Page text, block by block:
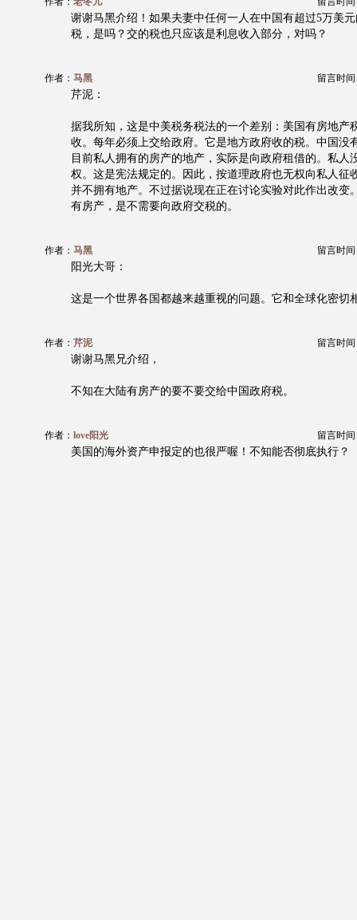
谢谢马黑介绍！如果夫妻中任何一人在中国有超过5万美
税，是吗？交的税也只应该是利息收入部分，对吗？
作者： 马黑 留言时间
芹泥：
据我所知，这是中美税务税法的一个差别：美国有房地产
收。每年必须上交给政府。它是地方政府收的税。中国没
目前私人拥有的房产的地产，实际是向政府租借的。私人
权。这是宪法规定的。因此，按道理政府也无权向私人征
并不拥有地产。不过据说现在正在讨论实验对此作出改变
有房产，是不需要向政府交税的。
作者： 马黑 留言时间
阳光大哥：
这是一个世界各国都越来越重视的问题。它和全球化密切
作者： 芹泥 留言时间
谢谢马黑兄介绍，
不知在大陆有房产的要不要交给中国政府税。
作者： love阳光 留言时间
美国的海外资产申报定的也很严喔！不知能否彻底执行？